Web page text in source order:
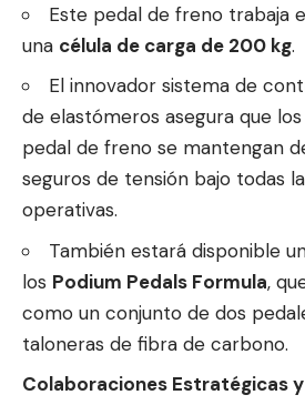
Este pedal de freno trabaja
una célula de carga de 200 kg.
El innovador sistema de
de elastómeros asegura que
pedal de freno se mantengan
seguros de tensión bajo todas
operativas.
También estará disponible
los Podium Pedals Formula,
como un conjunto de dos
taloneras de fibra de carbono.
Colaboraciones Estratégicas